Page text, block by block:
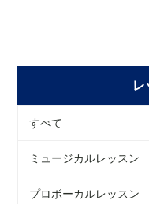
レ
すべて
ミュージカルレッスン
プロボーカルレッスン